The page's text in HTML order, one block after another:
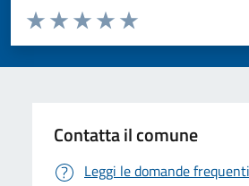
Valuta da 1 a 5 stelle la pagina
Valuta 5 stelle su 5
Valuta 4 stelle su 5
Valuta 3 stelle su 5
Valuta 2 stelle su 5
Valuta 1 stelle su 5
Contatta il comune
Leggi le domande frequenti